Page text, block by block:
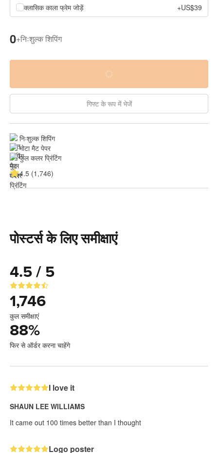
क्लासिक काला फ्रेम जोड़ें
+US$39
0+निःशुल्क शिपिंग
गिफ्ट के रूप में भेजें
निःशुल्क शिपिंग
मोटा मैट पेपर
फुल कलर प्रिंटिंग
4.5 (1,746)
पोस्टर्स के लिए समीक्षाएं
4.5 / 5
1,746
कुल समीक्षाएं
88%
फिर से ऑर्डर करना चाहेंगे
I love it
SHAUN LEE WILLIAMS
It came out 100 times better than I thought
Logo poster